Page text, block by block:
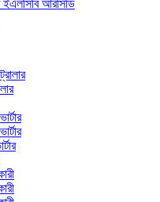
ইএলসিবি আরসিডি